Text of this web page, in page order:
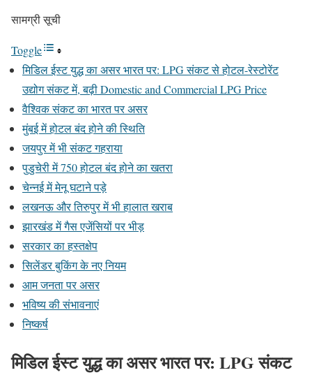
सामग्री सूची
Toggle
मिडिल ईस्ट युद्ध का असर भारत पर: LPG संकट से होटल-रेस्टोरेंट
उद्योग संकट में, बढ़ी Domestic and Commercial LPG Price
वैश्विक संकट का भारत पर असर
मुंबई में होटल बंद होने की स्थिति
जयपुर में भी संकट गहराया
पुडुचेरी में 750 होटल बंद होने का खतरा
चेन्नई में मेनू घटाने पड़े
लखनऊ और तिरुपुर में भी हालात खराब
झारखंड में गैस एजेंसियों पर भीड़
सरकार का हस्तक्षेप
सिलेंडर बुकिंग के नए नियम
आम जनता पर असर
भविष्य की संभावनाएं
निष्कर्ष
मिडिल ईस्ट युद्ध का असर भारत पर: LPG संकट